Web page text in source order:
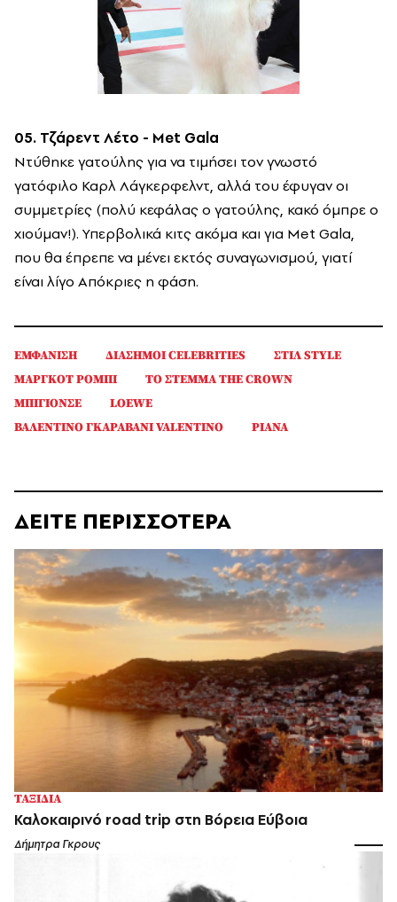
05. Τζάρεντ Λέτο - Met Gala
Ντύθηκε γατούλης για να τιμήσει τον γνωστό
γατόφιλο Καρλ Λάγκερφελντ, αλλά του έφυγαν οι
συμμετρίες (πολύ κεφάλας ο γατούλης, κακό όμπρε ο
χιούμαν!). Υπερβολικά κιτς ακόμα και για Met Gala,
που θα έπρεπε να μένει εκτός συναγωνισμού, γιατί
είναι λίγο Απόκριες η φάση.
ΕΜΦΑΝΙΣΗ ΔΙΑΣΗΜΟΙ CELEBRITIES
ΣΤΙΛ STYLE
ΜΑΡΓΚΟΤ ΡΟΜΠΙ
ΤΟ ΣΤΕΜΜΑ THE CROWN
ΜΠΙΓΙΟΝΣΕ
LOEWE
ΒΑΛΕΝΤΙΝΟ ΓΚΑΡΑΒΑΝΙ VALENTINO
ΡΙΑΝΑ
ΔΕΙΤΕ ΠΕΡΙΣΣΟΤΕΡΑ
ΤΑΞΙΔΙΑ
Καλοκαιρινό road trip στη Βόρεια Εύβοια
Δήμητρα Γκρους